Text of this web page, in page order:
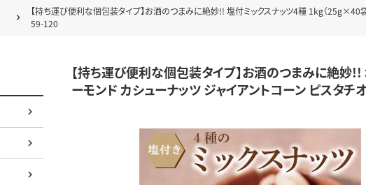
【持ち運び便利な個包装タイプ】お酒のつまみに絶妙!! 塩付ミックスナッツ4種 1kg（
59-120
【持ち運び便利な個包装タイプ】お酒のつまみに絶
ーモンド カシューナッツ ジャイアントコーン ピスタ